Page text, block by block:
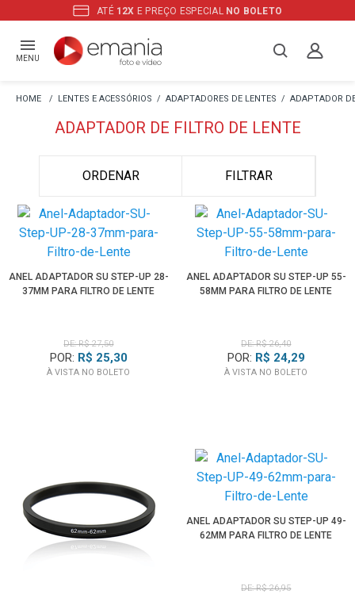
ATÉ 12X E PREÇO ESPECIAL NO BOLETO
MENU
LENTES E ACESSÓRIOS ADAPTADORES DE LENTES ADAPTADOR
ADAPTADOR DE FILTRO DE LENTE
ORDENAR FILTRAR
ANEL ADAPTADOR SU STEP-UP 28-
37MM PARA FILTRO DE LENTE
DE: R$ 27,50
POR: R$ 25,30
À VISTA NO BOLETO
ANEL ADAPTADOR SU STEP-UP 55-
58MM PARA FILTRO DE LENTE
DE: R$ 26,40
POR: R$ 24,29
À VISTA NO BOLETO
ANEL ADAPTADOR SU STEP-UP 49-
62MM PARA FILTRO DE LENTE
DE: R$ 26,95